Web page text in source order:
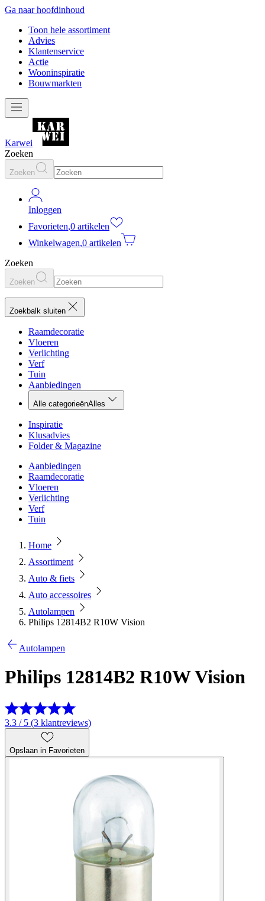
Ga naar hoofdinhoud
Toon hele assortiment
Advies
Klantenservice
Actie
Wooninspiratie
Bouwmarkten
Karwei
Zoeken
Zoeken
Inloggen
Favorieten,0 artikelen
Winkelwagen,0 artikelen
Zoeken
Zoeken
Zoekbalk sluiten
Raamdecoratie
Vloeren
Verlichting
Verf
Tuin
Aanbiedingen
Alle categorieënAlles
Inspiratie
Klusadvies
Folder & Magazine
Aanbiedingen
Raamdecoratie
Vloeren
Verlichting
Verf
Tuin
Home
Assortiment
Auto & fiets
Auto accessoires
Autolampen
Philips 12814B2 R10W Vision
Autolampen
Philips 12814B2 R10W Vision
3.3 / 5 (3 klantreviews)
Opslaan in Favorieten